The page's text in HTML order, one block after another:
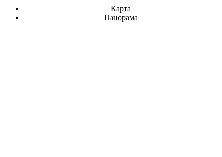
Карта
Панорама